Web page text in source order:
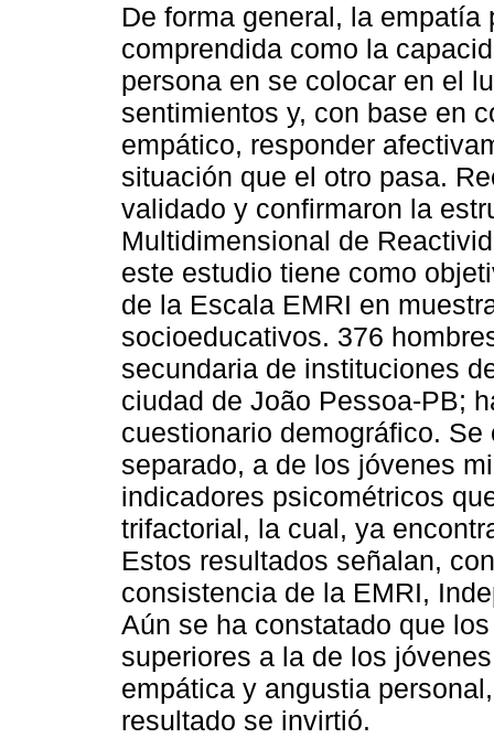
De forma general, la empatía
comprendida como la
persona en se colocar en el
sentimientos y, con base en
empático, responder
situación que el otro pasa.
validado y confirmaron la
Multidimensional de
este estudio tiene como
de la Escala EMRI en
socioeducativos. 376
secundaria de instituciones
ciudad de João Pessoa-PB;
cuestionario demográfico.
separado, a de los jóvenes
indicadores psicométricos
trifactorial, la cual, ya
Estos resultados señalan,
consistencia de la EMRI,
Aún se ha constatado que
superiores a la de los
empática y angustia
resultado se invirtió.